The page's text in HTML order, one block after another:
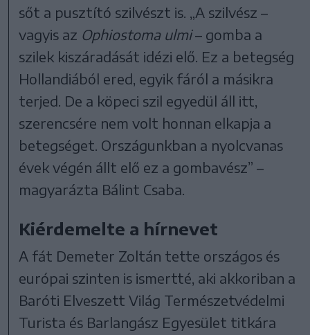
sőt a pusztító szilvészt is. „A szilvész –
vagyis az Ophiostoma ulmi– gomba a
szilek kiszáradását idézi elő. Ez a betegség
Hollandiából ered, egyik fáról a másikra
terjed. De a köpeci szil egyedül áll itt,
szerencsére nem volt honnan elkapja a
betegséget. Országunkban a nyolcvanas
évek végén állt elő ez a gombavész” –
magyarázta Bálint Csaba.
Kiérdemelte a hírnevet
A fát Demeter Zoltán tette országos és
európai szinten is ismertté, aki akkoriban a
Baróti Elveszett Világ Természetvédelmi
Turista és Barlangász Egyesület titkára